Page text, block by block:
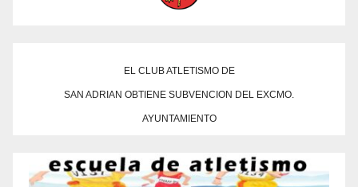
EL CLUB ATLETISMO DE
SAN ADRIAN OBTIENE SUBVENCION DEL EXCMO.
AYUNTAMIENTO